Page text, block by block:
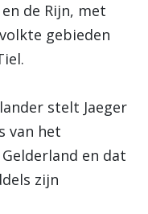
de Rijn, met
gebieden
stelt Jaeger
van het
en dat
zijn